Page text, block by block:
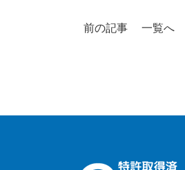
前の記事 一覧へ